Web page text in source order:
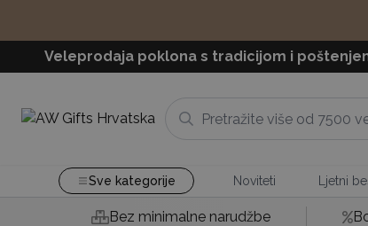
Veleprodaja poklona s tradicijom i
Sve kategorije Noviteti Ljetni
Bez minimalne narudžbe